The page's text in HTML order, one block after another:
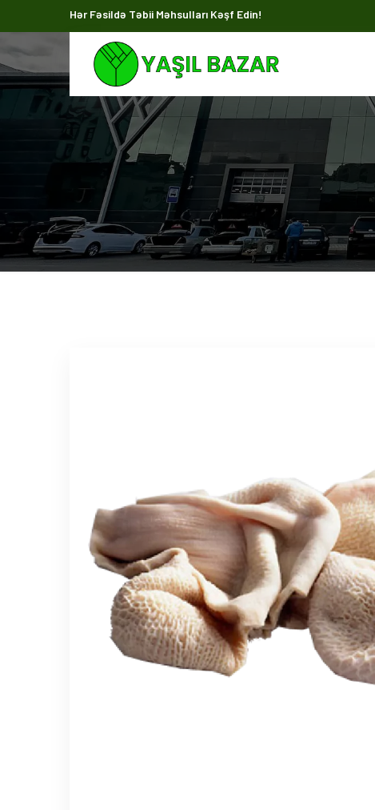
Hər Fəsildə Təbii Məhsulları Kəşf Edin!